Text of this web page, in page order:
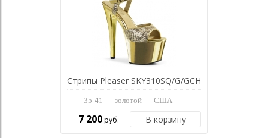
Стрипы Pleaser SKY310SQ/G/GCH
35-41 золотой США
7 200руб. В корзину